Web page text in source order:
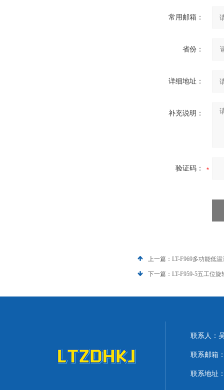
常用邮箱：
省份：
详细地址：
补充说明：
验证码：
上一篇： LT-F969多功能低
下一篇： LT-F959-5五工位
联系人：
联系邮箱
联系地址